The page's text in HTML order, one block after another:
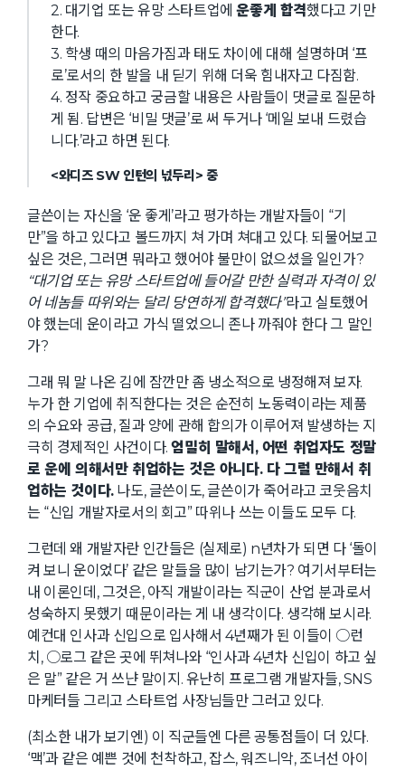
2. 대기업 또는 유망 스타트업에운좋게 합격했다고 기만
한다.
3. 학생 때의 마음가짐과 태도 차이에 대해 설명하며 ‘프
로’로서의 한 발을 내 딛기 위해 더욱 힘내자고 다짐함.
4. 정작 중요하고 궁금할 내용은 사람들이 댓글로 질문하
게 됨. 답변은 ‘비밀 댓글’로 써 두거나 ‘메일 보내 드렸습
니다.’라고 하면 된다.
<와디즈 SW 인턴의 넋두리> 중
글쓴이는 자신을 ‘운 좋게’라고 평가하는 개발자들이 “기
만”을 하고 있다고 볼드까지 쳐 가며 쳐대고 있다. 되물어보고
싶은 것은, 그러면 뭐라고 했어야 불만이 없으셨을 일인가?
“대기업 또는 유망 스타트업에 들어갈 만한 실력과 자격이 있
어 네놈들 따위와는 달리 당연하게 합격했다”라고 실토했어
야 했는데 운이라고 가식 떨었으니 존나 까줘야 한다 그 말인
가?
그래 뭐 말 나온 김에 잠깐만 좀 냉소적으로 냉정해져 보자.
누가 한 기업에 취직한다는 것은 순전히 노동력이라는 제품
의 수요와 공급, 질과 양에 관해 합의가 이루어져 발생하는 지
극히 경제적인 사건이다.엄밀히 말해서, 어떤 취업자도 정말
로 운에 의해서만 취업하는 것은 아니다. 다 그럴 만해서 취
업하는 것이다.나도, 글쓴이도, 글쓴이가 죽어라고 코웃음치
는 “신입 개발자로서의 회고” 따위나 쓰는 이들도 모두 다.
그런데 왜 개발자란 인간들은 (실제로) n년차가 되면 다 ‘돌이
켜 보니 운이었다’ 같은 말들을 많이 남기는가? 여기서부터는
내 이론인데, 그것은, 아직 개발이라는 직군이 산업 분과로서
성숙하지 못했기 때문이라는 게 내 생각이다. 생각해 보시라.
예컨대 인사과 신입으로 입사해서 4년째가 된 이들이 ○런
치, ○로그 같은 곳에 뛰쳐나와 “인사과 4년차 신입이 하고 싶
은 말” 같은 거 쓰냔 말이지. 유난히 프로그램 개발자들, SNS
마케터들 그리고 스타트업 사장님들만 그러고 있다.
(최소한 내가 보기엔) 이 직군들엔 다른 공통점들이 더 있다.
‘맥’과 같은 예쁜 것에 천착하고, 잡스, 워즈니악, 조너선 아이